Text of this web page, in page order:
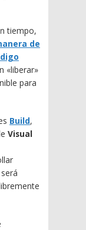
tiempo,
de
«liberar»
para
Build,
Visual